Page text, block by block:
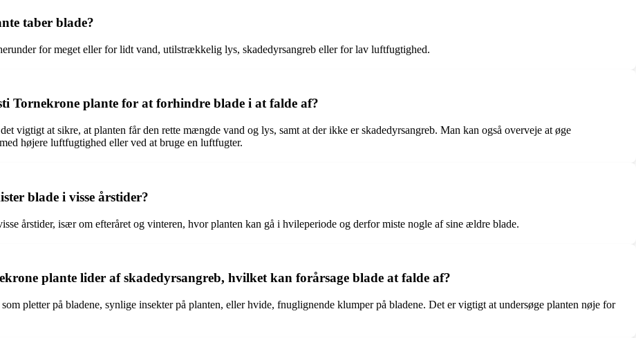
taber blade?
for meget eller for lidt vand, utilstrækkelig lys, skadedyrsangreb eller for lav luftfugtighed.
Tornekrone plante for at forhindre blade i at falde af?
vigtigt at sikre, at planten får den rette mængde vand og lys, samt at der ikke er skadedyrsangreb. Man kan også overveje at øge
højere luftfugtighed eller ved at bruge en luftfugter.
blade i visse årstider?
årstider, især om efteråret og vinteren, hvor planten kan gå i hvileperiode og derfor miste nogle af sine ældre blade.
plante lider af skadedyrsangreb, hvilket kan forårsage blade at falde af?
pletter på bladene, synlige insekter på planten, eller hvide, fnuglignende klumper på bladene. Det er vigtigt at undersøge planten nøje for